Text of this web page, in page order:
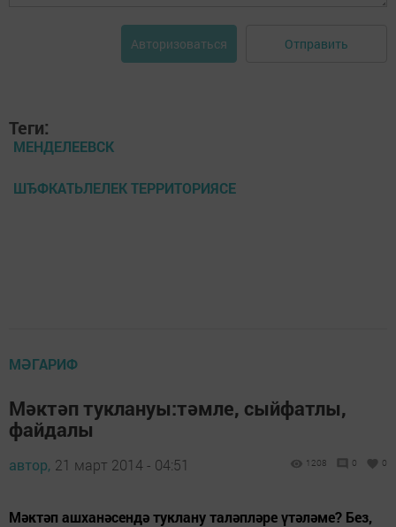
Авторизоваться Отправить
Теги:
МЕНДЕЛЕЕВСК
ШЂФКАТЬЛЕЛЕК ТЕРРИТОРИЯСЕ
МӘГАРИФ
Мәктәп туклануы:тәмле, сыйфатлы,
файдалы
автор, 21 март 2014 - 04:51 1208 0 0
Мәктәп ашханәсендә туклану таләпләре үтәләме? Без,